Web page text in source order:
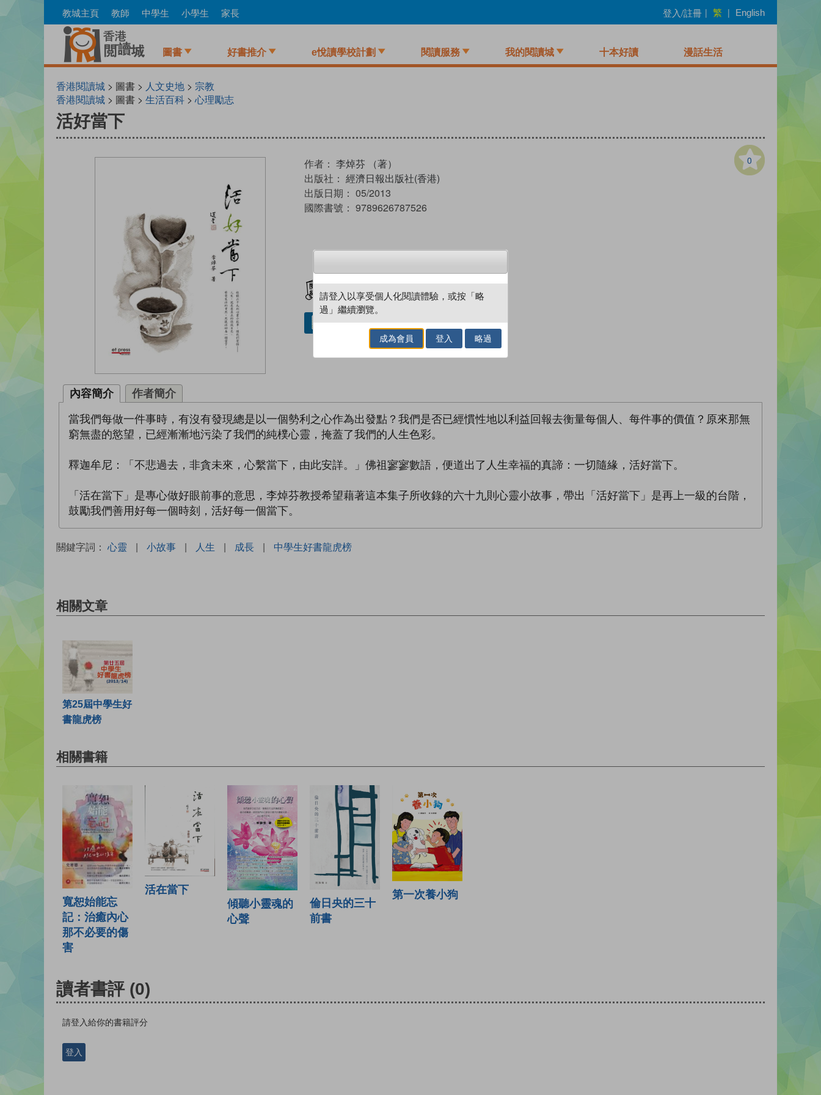
to
教城主頁 教師 中學生 小學生 家長 登入/註冊 | 繁 | English
圖書 好書推介 e悅讀學校計劃 閱讀服務 我的閱讀城 十本好讀 漫話生活
香港閱讀城 > 圖書 > 人文史地 > 宗教
香港閱讀城 > 圖書 > 生活百科 > 心理勵志
活好當下
0
作者： 李焯芬 （著）
出版社： 經濟日報出版社(香港)
出版日期： 05/2013
國際書號： 9789626787526
加入閱讀紀錄
借閱實體書
內容簡介 作者簡介
當我們每做一件事時，有沒有發現總是以一個勢利之心作為出發點？我們是否已經慣性地以利益回報去衡量每個人、每件事的價值？原來那無
窮無盡的慾望，已經漸漸地污染了我們的純樸心靈，掩蓋了我們的人生色彩。
釋迦牟尼：「不悲過去，非貪未來，心繫當下，由此安詳。」佛祖寥寥數語，便道出了人生幸福的真諦：一切隨緣，活好當下。
「活在當下」是專心做好眼前事的意思，李焯芬教授希望藉著這本集子所收錄的六十九則心靈小故事，帶出「活好當下」是再上一級的台階，
鼓勵我們善用好每一個時刻，活好每一個當下。
關鍵字詞： 心靈 | 小故事 | 人生 | 成長 | 中學生好書龍虎榜
相關文章
第25屆中學生好
書龍虎榜
相關書籍
寬恕始能忘
記：治癒內心
那不必要的傷
害
活在當下
傾聽小靈魂的
心聲
倫日央的三十
前書
第一次養小狗
讀者書評 (0)
請登入給你的書籍評分
登入
請登入以享受個人化閱讀體驗，或按「略
過」繼續瀏覽。
成為會員 登入 略過